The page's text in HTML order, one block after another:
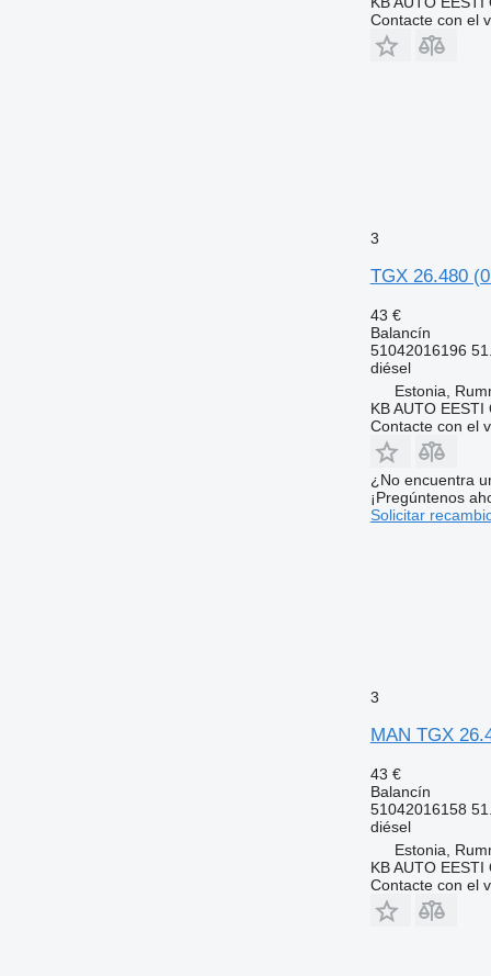
Contacte con el
3
TGX 26.480
43 €
Balancín
51042016196
diésel
Estonia,
KB AUTO EESTI
Contacte con el
¿No encuentra
¡Pregúntenos
Solicitar
3
MAN TGX
43 €
Balancín
51042016158
diésel
Estonia,
KB AUTO EESTI
Contacte con el